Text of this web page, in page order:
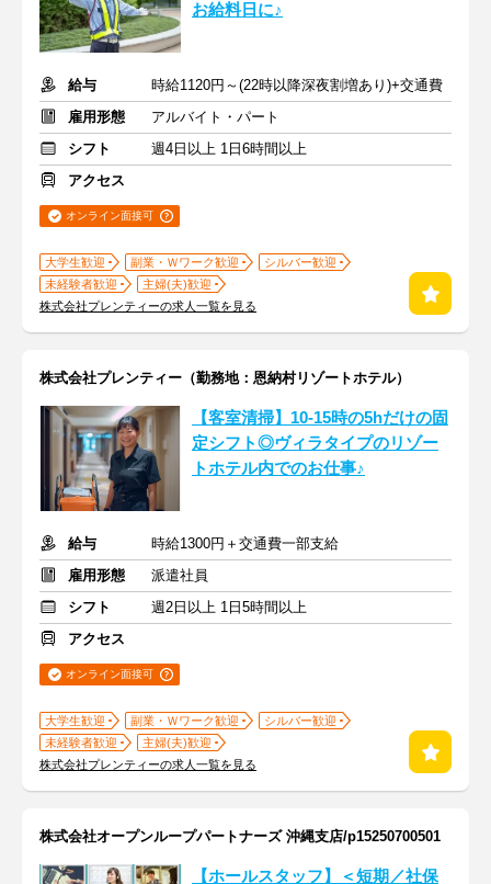
お給料日に♪
給与
時給1120円～(22時以降深夜割増あり)+交通費
雇用形態
アルバイト・パート
シフト
週4日以上 1日6時間以上
アクセス
オンライン面接可
大学生歓迎 副業・Ｗワーク歓迎
シルバー歓迎
未経験者歓迎
主婦(夫)歓迎
株式会社プレンティーの求人一覧を見る
株式会社プレンティー（勤務地：恩納村リゾートホテル）
【客室清掃】10-15時の5hだけの固
定シフト◎ヴィラタイプのリゾー
トホテル内でのお仕事♪
給与
時給1300円＋交通費一部支給
雇用形態
派遣社員
シフト
週2日以上 1日5時間以上
アクセス
オンライン面接可
大学生歓迎 副業・Ｗワーク歓迎
シルバー歓迎
未経験者歓迎
主婦(夫)歓迎
株式会社プレンティーの求人一覧を見る
株式会社オープンループパートナーズ 沖縄支店/p15250700501
【ホールスタッフ】＜短期／社保